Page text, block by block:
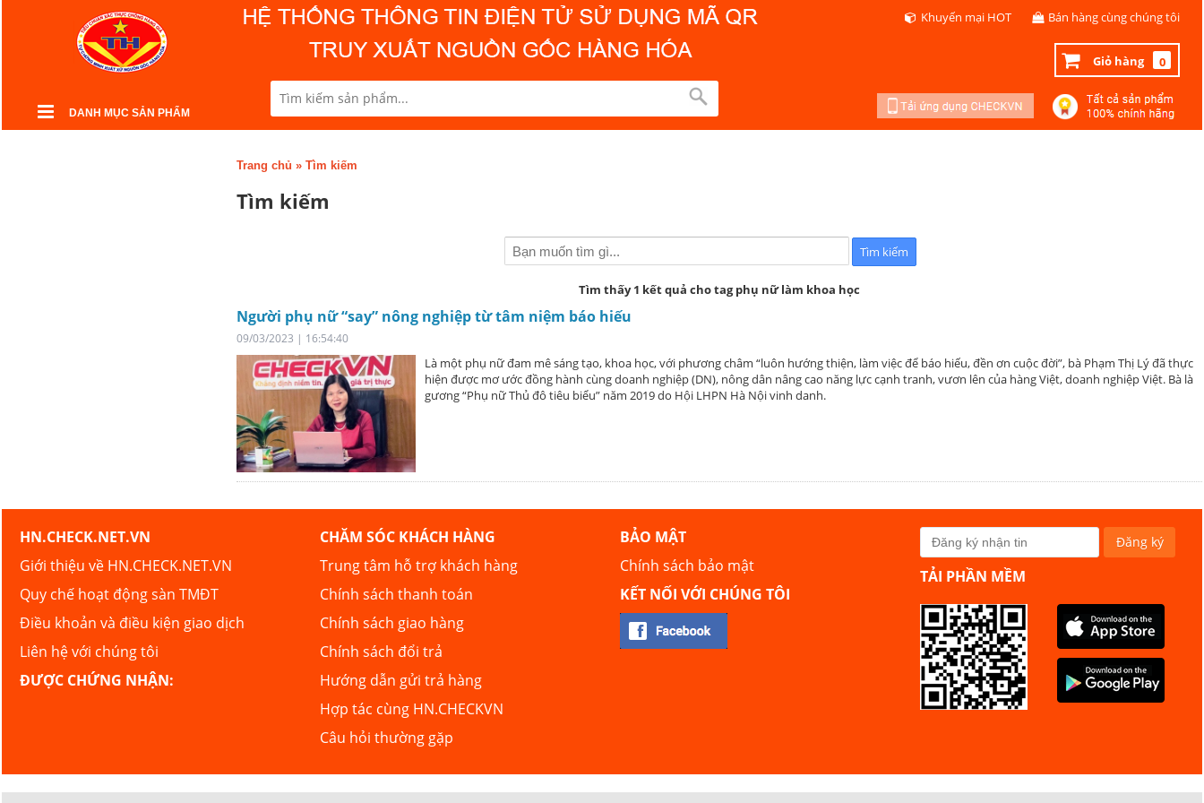
DANH MỤC SẢN PHẨM
Khuyến mại HOT Bán hàng cùng chúng tôi
Giỏ hàng 0
Trang chủ » Tìm kiếm
Tìm kiếm
Tìm thấy 1 kết quả cho tag phụ nữ làm khoa học
Người phụ nữ “say” nông nghiệp từ tâm niệm báo hiếu
09/03/2023 | 16:54:40
Là một phụ nữ đam mê sáng tạo, khoa học, với phương châm “luôn hướng thiện, làm việc để báo hiếu, đền ơn cuộc đời”, bà Phạm Thị Lý đã thực
hiện được mơ ước đồng hành cùng doanh nghiệp (DN), nông dân nâng cao năng lực cạnh tranh, vươn lên của hàng Việt, doanh nghiệp Việt. Bà là
gương “Phụ nữ Thủ đô tiêu biểu” năm 2019 do Hội LHPN Hà Nội vinh danh.
HN.CHECK.NET.VN
Giới thiệu về HN.CHECK.NET.VN
Quy chế hoạt động sàn TMĐT
Điều khoản và điều kiện giao dịch
Liên hệ với chúng tôi
ĐƯỢC CHỨNG NHẬN:
CHĂM SÓC KHÁCH HÀNG
Trung tâm hỗ trợ khách hàng
Chính sách thanh toán
Chính sách giao hàng
Chính sách đổi trả
Hướng dẫn gửi trả hàng
Hợp tác cùng HN.CHECKVN
Câu hỏi thường gặp
BẢO MẬT
Chính sách bảo mật
KẾT NỐI VỚI CHÚNG TÔI
TẢI PHẦN MỀM